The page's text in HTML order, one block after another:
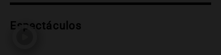
metros del río Suquía y retiraron hasta
Espectáculos